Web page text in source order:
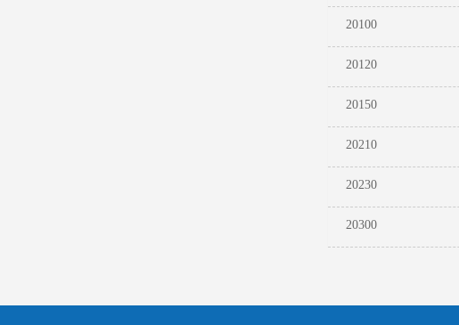
20100
20120
20150
20210
20230
20300